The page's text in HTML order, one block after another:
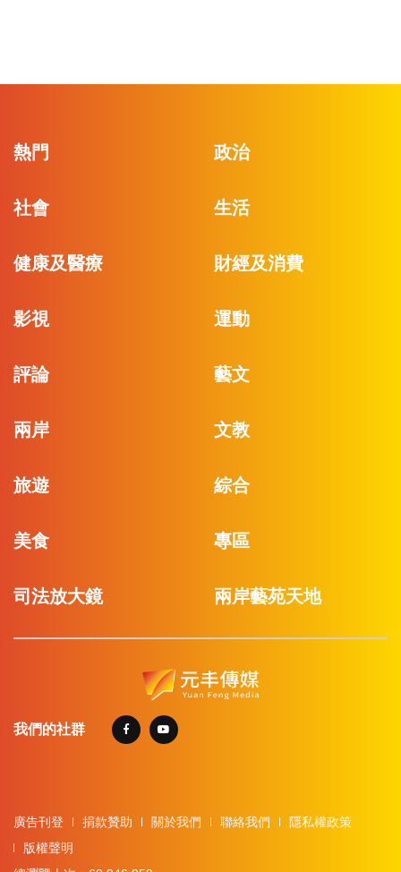
熱門 政治
社會 生活
健康及醫療 財經及消費
影視 運動
評論 藝文
兩岸 文教
旅遊 綜合
美食 專區
司法放大鏡 兩岸藝苑天地
我們的社群
廣告刊登 捐款贊助 關於我們 聯絡我們
隱私權政策
版權聲明